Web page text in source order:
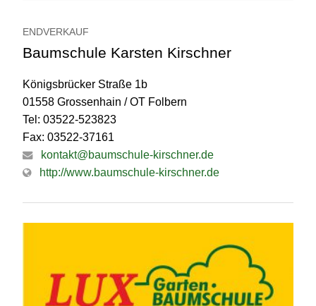
ENDVERKAUF
Baumschule Karsten Kirschner
Königsbrücker Straße 1b
01558 Grossenhain / OT Folbern
Tel: 03522-523823
Fax: 03522-37161
kontakt@baumschule-kirschner.de
http://www.baumschule-kirschner.de